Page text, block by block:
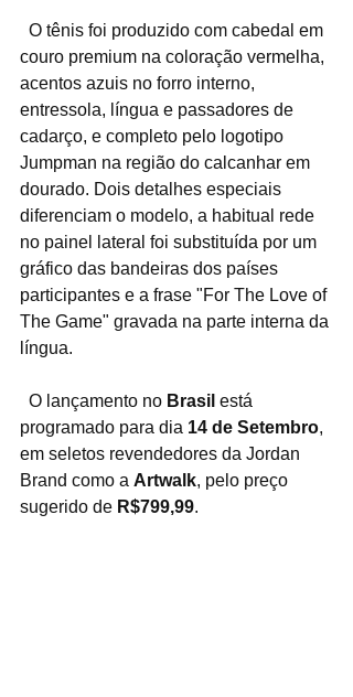
couro premium na coloração vermelha,
acentos azuis no forro interno,
entressola, língua e passadores de
cadarço, e completo pelo logotipo
Jumpman na região do calcanhar em
dourado. Dois detalhes especiais
diferenciam o modelo, a habitual rede
no painel lateral foi substituída por um
gráfico das bandeiras dos países
participantes e a frase "For The Love of
The Game" gravada na parte interna da
língua.
  O lançamento no
Brasil está
programado para dia 14 de Setembro,
em seletos revendedores da Jordan
Brand como a Artwalk, pelo preço
sugerido de R$799,99.